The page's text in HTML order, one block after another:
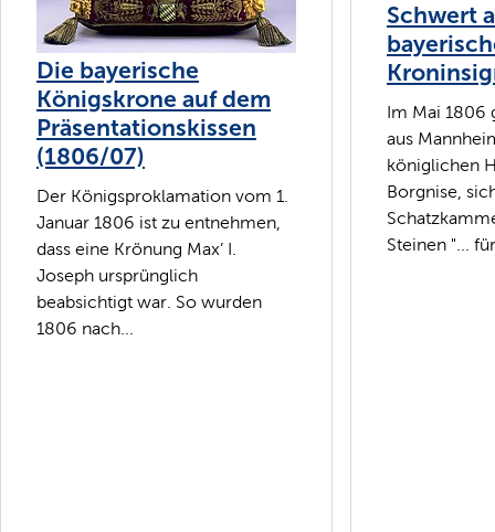
Die bayerische
Königskrone auf dem
Präsentationskissen
(1806/07)
Der Königsproklamation vom 1.
Januar 1806 ist zu entnehmen,
dass eine Krönung Max’ I.
Joseph ursprünglich
beabsichtigt war. So wurden
1806 nach...
Schwert
Im Mai 1806
aus
königlichen
Borgnise,
Steinen "...